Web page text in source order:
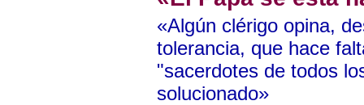
«Algún clérigo opina,
tolerancia, que hace
"sacerdotes de todos
solucionado»